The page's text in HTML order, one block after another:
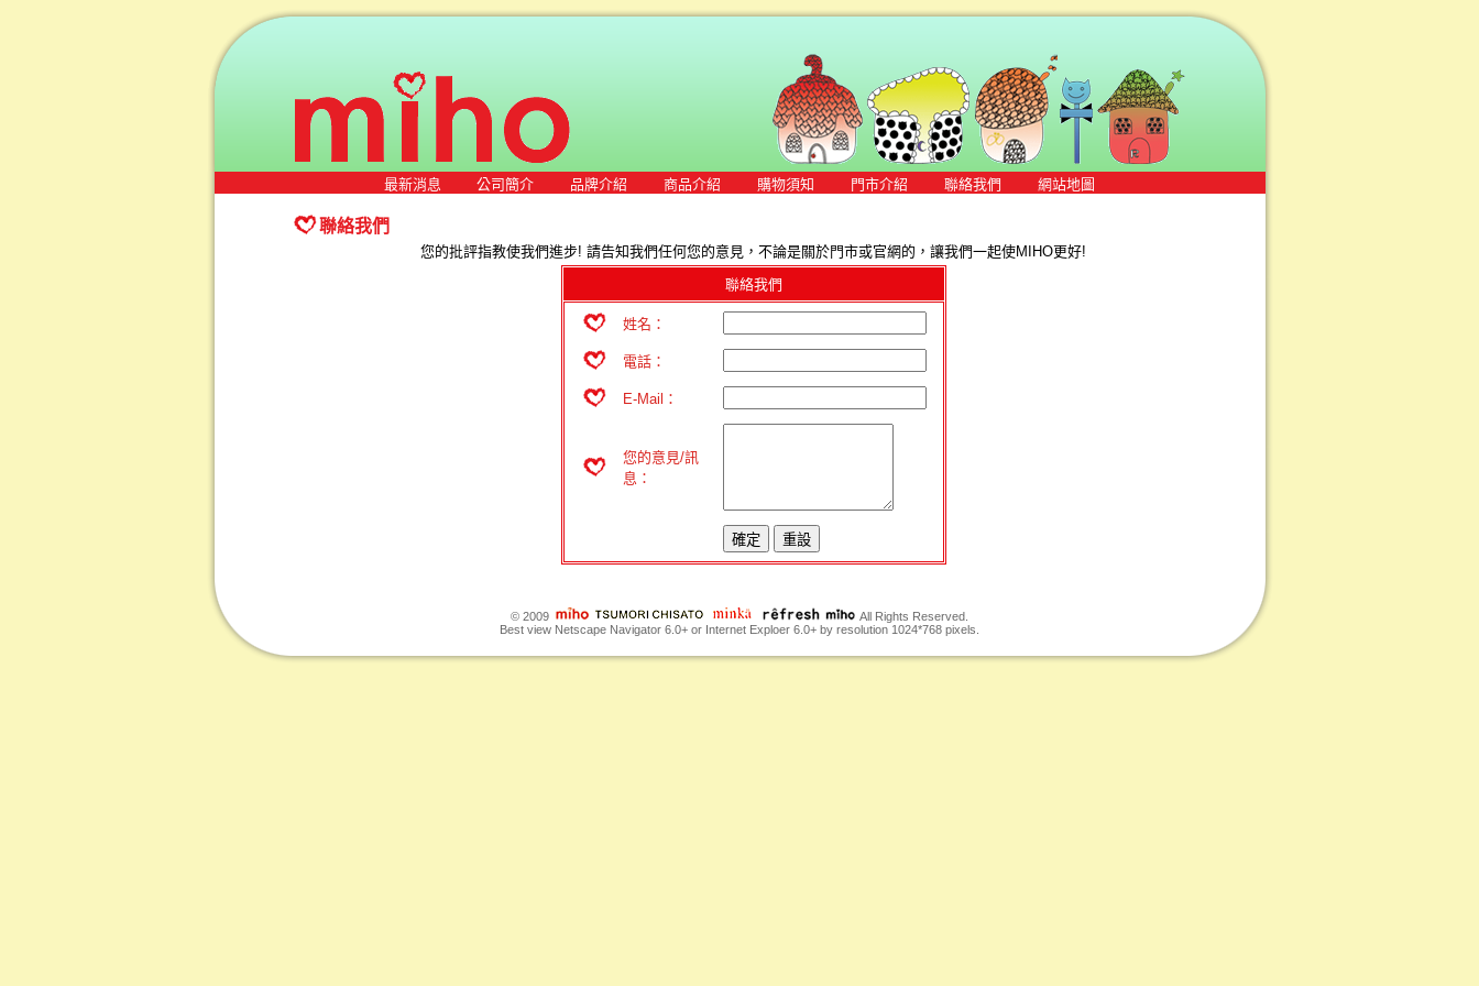
最新消息 公司簡介 品牌介紹 商品介紹 購物須知 門市介紹 聯絡我們 網站地圖
聯絡我們
您的批評指教使我們進步! 請告知我們任何您的意見，不論是關於門市或官網的，讓我們一起使MIHO更好!
聯絡我們
姓名：
電話：
E-Mail：
您的意見/訊
息：
© 2009
All Rights Reserved.
Best view Netscape Navigator 6.0+ or Internet Exploer 6.0+ by resolution 1024*768 pixels.